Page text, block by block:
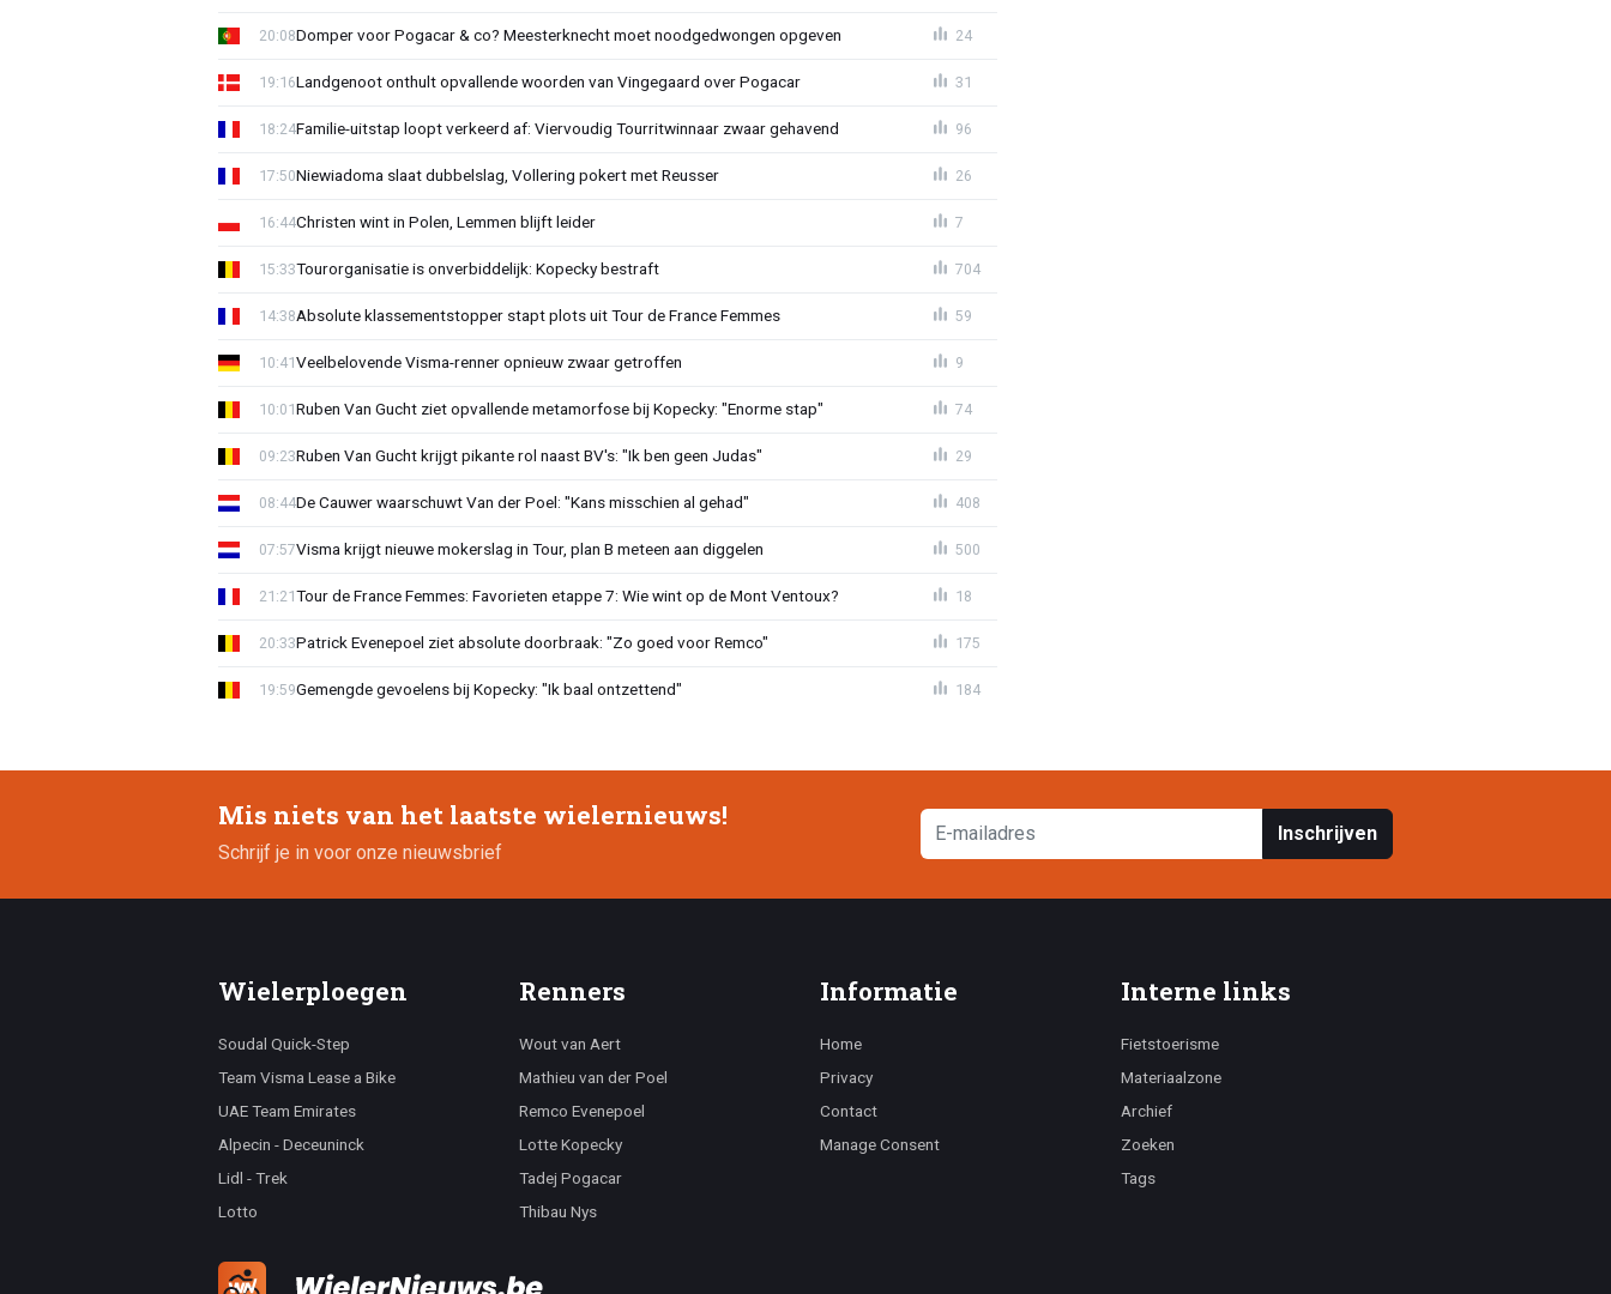
Domper voor Pogacar & co? Meesterknecht moet noodgedwongen opgeven
20:08 24
Landgenoot onthult opvallende woorden van Vingegaard over Pogacar
19:16 31
Familie-uitstap loopt verkeerd af: Viervoudig Tourritwinnaar zwaar gehavend
18:24 96
Niewiadoma slaat dubbelslag, Vollering pokert met Reusser
17:50 26
Christen wint in Polen, Lemmen blijft leider
16:44 7
Tourorganisatie is onverbiddelijk: Kopecky bestraft
15:33 704
Absolute klassementstopper stapt plots uit Tour de France Femmes
14:38 59
Veelbelovende Visma-renner opnieuw zwaar getroffen
10:41 9
Ruben Van Gucht ziet opvallende metamorfose bij Kopecky: "Enorme stap"
10:01 74
Ruben Van Gucht krijgt pikante rol naast BV's: "Ik ben geen Judas"
09:23 29
De Cauwer waarschuwt Van der Poel: "Kans misschien al gehad"
08:44 408
Visma krijgt nieuwe mokerslag in Tour, plan B meteen aan diggelen
07:57 500
Tour de France Femmes: Favorieten etappe 7: Wie wint op de Mont Ventoux?
21:21 18
Patrick Evenepoel ziet absolute doorbraak: "Zo goed voor Remco"
20:33 175
Gemengde gevoelens bij Kopecky: "Ik baal ontzettend"
19:59 184
Mis niets van het laatste wielernieuws!
Schrijf je in voor onze nieuwsbrief
Inschrijven
Wielerploegen
Soudal Quick-Step
Team Visma Lease a Bike
UAE Team Emirates
Alpecin - Deceuninck
Lidl - Trek
Lotto
Renners
Wout van Aert
Mathieu van der Poel
Remco Evenepoel
Lotte Kopecky
Tadej Pogacar
Thibau Nys
Informatie
Home
Privacy
Contact
Manage Consent
Interne links
Fietstoerisme
Materiaalzone
Archief
Zoeken
Tags